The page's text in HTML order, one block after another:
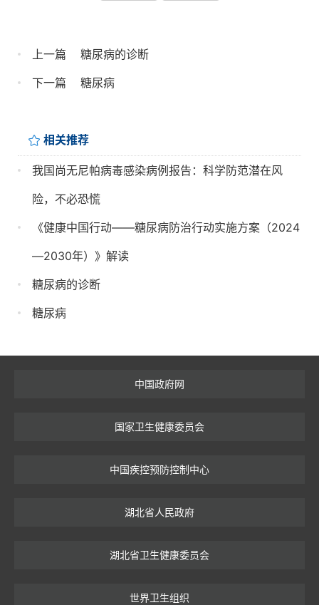
上一篇
糖尿病的诊断
下一篇
糖尿病
相关推荐
我国尚无尼帕病毒感染病例报告：科学防范潜在风
险，不必恐慌
《健康中国行动——糖尿病防治行动实施方案（2024
—2030年）》解读
糖尿病的诊断
糖尿病
中国政府网
国家卫生健康委员会
中国疾控预防控制中心
湖北省人民政府
湖北省卫生健康委员会
世界卫生组织